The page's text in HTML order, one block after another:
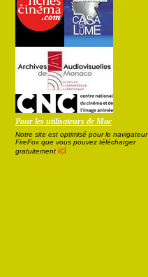
Pour les utilisateurs de Mac
Notre site est optimisé pour le navigateur
FireFox que vous pouvez télécharger
gratuitement ici